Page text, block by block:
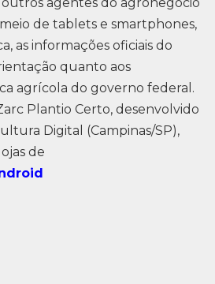
de tablets e smartphones,
as informações oficiais do
quanto aos
agrícola do governo federal.
Plantio Certo, desenvolvido
Digital (Campinas/SP),
de